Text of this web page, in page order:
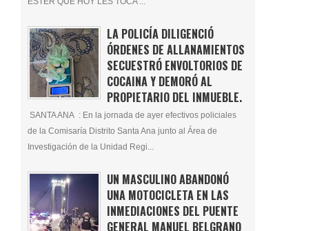
LA POLICÍA DILIGENCIÓ
ÓRDENES DE ALLANAMIENTOS
SECUESTRÓ ENVOLTORIOS DE
COCAINA Y DEMORÓ AL
PROPIETARIO DEL INMUEBLE.
SANTA ANA : En la jornada de ayer efectivos policiales
de la Comisaría Distrito Santa Ana junto al Área de
Investigación de la Unidad Regi...
UN MASCULINO ABANDONÓ
UNA MOTOCICLETA EN LAS
INMEDIACIONES DEL PUENTE
GENERAL MANUEL BELGRANO